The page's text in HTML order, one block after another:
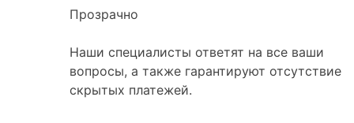
Прозрачно
Наши специалисты ответят на все ваши
вопросы, а также гарантируют отсутствие
скрытых платежей.